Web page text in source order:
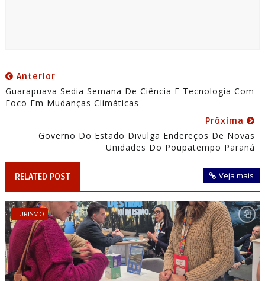
Anterior
Guarapuava Sedia Semana De Ciência E Tecnologia Com
Foco Em Mudanças Climáticas
Próxima
Governo Do Estado Divulga Endereços De Novas
Unidades Do Poupatempo Paraná
RELATED POST Veja mais
TURISMO